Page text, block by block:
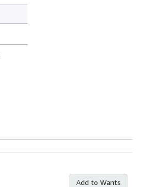
Add to Wants